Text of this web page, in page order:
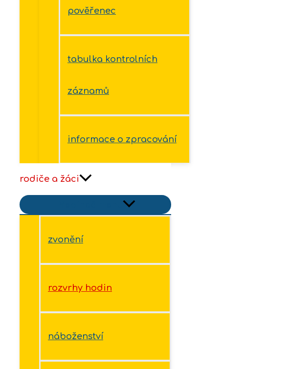
pověřenec
tabulka kontrolních
záznamů
informace o zpracování
rodiče a žáci
zvonění
rozvrhy hodin
náboženství